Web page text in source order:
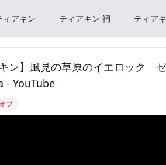
ィアキン ティアキン 祠 ティア
キン】風見の草原のイエロック
- YouTube
ブ